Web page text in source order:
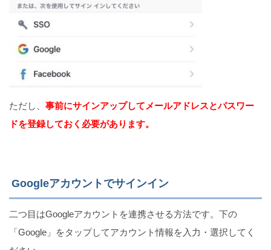
ただし、 事前にサインアップしてメールアドレスとパスワー
ドを登録しておく必要があります。
Googleアカウントでサインイン
二つ目はGoogleアカウントを連携させる方法です。下の
「Google」をタップしてアカウント情報を入力・選択してく